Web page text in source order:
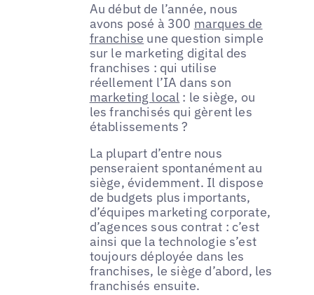
Au début de l’année, nous
avons posé à 300 marques de
franchise une question simple
sur le marketing digital des
franchises : qui utilise
réellement l’IA dans son
marketing local : le siège, ou
les franchisés qui gèrent les
établissements ?
La plupart d’entre nous
penseraient spontanément au
siège, évidemment. Il dispose
de budgets plus importants,
d’équipes marketing corporate,
d’agences sous contrat : c’est
ainsi que la technologie s’est
toujours déployée dans les
franchises, le siège d’abord, les
franchisés ensuite.